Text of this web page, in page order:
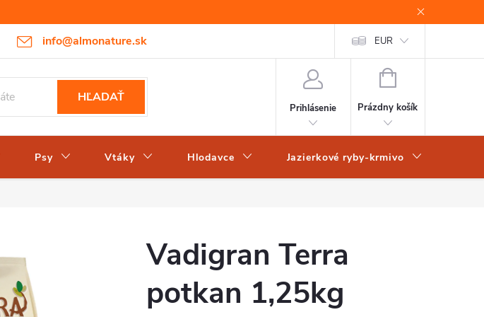
info@almonature.sk EUR
HĽADAŤ
Prihlásenie
NÁKUPNÝ
Prázdny košík
Psy Vtáky Hlodavce Jazierkové ryby-krmivo
Vadigran Terra
potkan 1,25kg